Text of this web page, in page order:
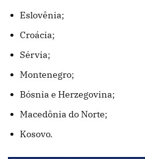
Eslovênia;
Croácia;
Sérvia;
Montenegro;
Bósnia e Herzegovina;
Macedônia do Norte;
Kosovo.